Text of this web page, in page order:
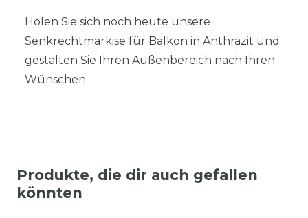
Holen Sie sich noch heute unsere
Senkrechtmarkise für Balkon in Anthrazit und
gestalten Sie Ihren Außenbereich nach Ihren
Wünschen.
Produkte, die dir auch gefallen
könnten